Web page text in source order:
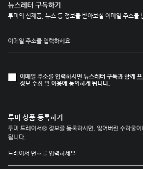
뉴스레터 구독하기
투미의 신제품, 뉴스 등 정보를 받아보실 이메일 주소를
이메일 주소를 입력하시면 뉴스레터 구독과 함께 프
정보 수집 및 이용에 동의하게 됩니다.
투미 상품 등록하기
투미 트레이서® 정보를 등록하시면, 잃어버린 수하물이
됩니다.